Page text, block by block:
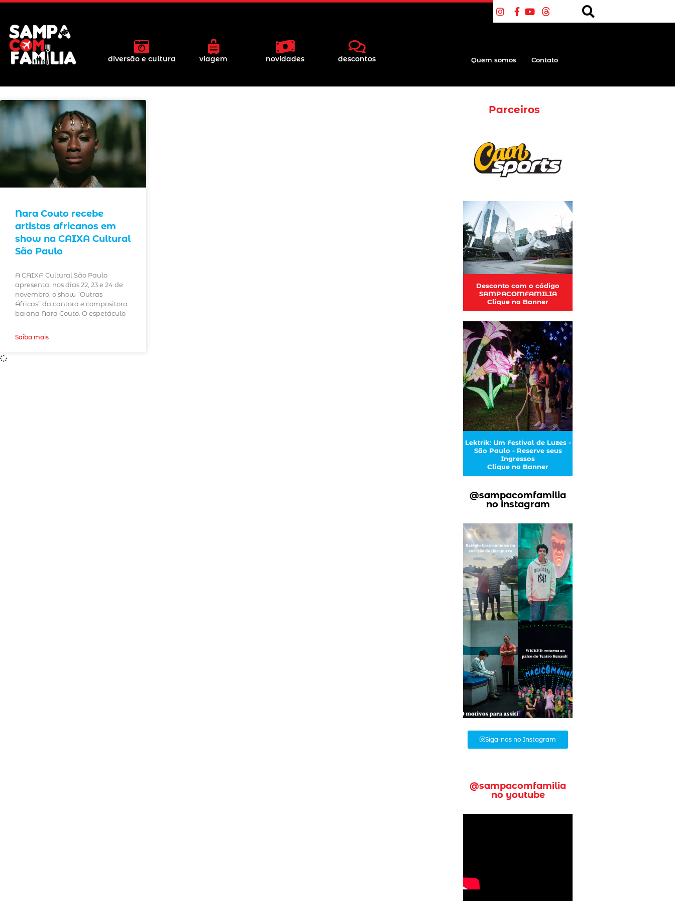
diversão e cultura viagem novidades descontos Quem somos Contato
Nara Couto recebe
artistas africanos em
show na CAIXA Cultural
São Paulo
A CAIXA Cultural São Paulo
apresenta, nos dias 22, 23 e 24 de
novembro, o show “Outras
Áfricas” da cantora e compositora
baiana Nara Couto. O espetáculo
Saiba mais
Parceiros
Desconto com o código
SAMPACOMFAMILIA
Clique no Banner
Lektrik: Um Festival de Luzes -
São Paulo - Reserve seus
Ingressos
Clique no Banner
@sampacomfamilia
no instagram
Siga-nos no Instagram
@sampacomfamilia
no youtube